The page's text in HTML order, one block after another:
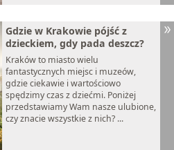
Gdzie w Krakowie pójść z
dzieckiem, gdy pada deszcz?
Kraków to miasto wielu
fantastycznych miejsc i muzeów,
gdzie ciekawie i wartościowo
spędzimy czas z dziećmi. Poniżej
przedstawiamy Wam nasze ulubione,
czy znacie wszystkie z nich? ...